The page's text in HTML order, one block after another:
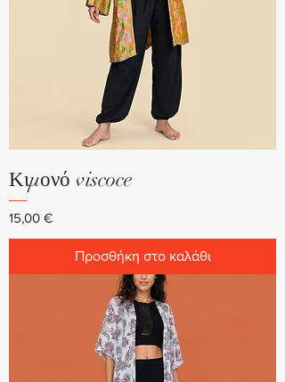
Κιμονό viscoce
Τιμή
15,00 €
Προσθήκη στο καλάθι